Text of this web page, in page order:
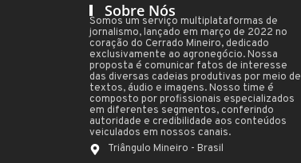
Sobre Nós
Somos um serviço multiplataformas de
jornalismo, lançado em março de 2022 no
coração do Cerrado Mineiro, dedicado
exclusivamente ao agronegócio. Nossa
proposta é comunicar fatos de interesse
das diversas cadeias produtivas por meio de
textos, áudio e imagens. Nosso time é
composto por profissionais especializados
em diferentes segmentos, conferindo
autoridade e credibilidade aos conteúdos
veiculados em nossos canais.
Triângulo Mineiro - Brasil